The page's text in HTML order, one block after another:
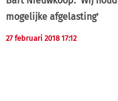
mogelijke afgelasting'
27 februari 2018 17:12